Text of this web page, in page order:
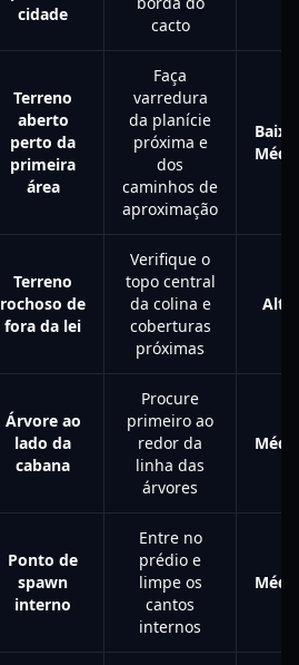
cidade
cacto
Terreno
aberto
perto da
primeira
área
Faça
varredura
da planície
próxima e
dos
caminhos de
aproximação
Terreno
rochoso de
fora da lei
Verifique o
topo central
da colina e
coberturas
próximas
Alto
Árvore ao
lado da
cabana
Procure
primeiro ao
redor da
linha das
árvores
Ponto de
spawn
interno
Entre no
prédio e
limpe os
cantos
internos